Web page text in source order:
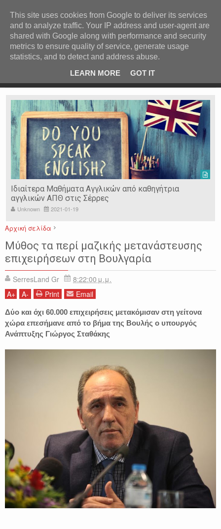
Ιερόσυλοι έκλεψαν τάματα από Ιερό Ναό στις Σέρρες
Ιδιαίτερα Μαθήματα Αγγλικών από καθηγήτρια
αγγλικών ΑΠΘ στις Σέρρες
Unknown 2021-01-19
Αρχική σελίδα
ΒΟΥΛΓΑΡΙΑ
ΓΙΩΡΓΟΣ ΣΤΑΘΑΚΗΣ ΕΙΔΗΣΕΙΣ
ΕΛΛΑΔΑ
ΕΠΙΧΕΙΡΗΣΕΙΣ
Μύθος τα περί μαζικής μετανάστευσης
επιχειρήσεων στη Βουλγαρία
SerresLand Gr
8:22:00 μ.μ.
A+ A- Print Email
Δύο και όχι 60.000 επιχειρήσεις μετακόμισαν στη γείτονα
χώρα επεσήμανε από το βήμα της Βουλής ο υπουργός
Ανάπτυξης Γιώργος Σταθάκης
ΚΕΝΤΡΙΚΗ ΑΝΑ ΚΑΤΗΓΟΡΙΑ
ΕΙΔΗΣΕΙΣ ΑΝΑ ΠΕΡΙΟΧΗ
ΠΡΟΣΦΑΤΑ ΝΕΑ
Ν. ΣΕΡΡΩΝ Η ΓΗ ΜΑΣ
ΤΥΧΑΙΕΣ ΑΝΑΡΤΗΣΕΙΣ/ΑΡΘΡΑ
Serres Racing Circuit
Panserraikos FC
Ikaroi B.C.
This site uses cookies from Google to deliver its services
and to analyze traffic. Your IP address and user-agent are
shared with Google along with performance and security
metrics to ensure quality of service, generate usage
statistics, and to detect and address abuse.
LEARN MORE
GOT IT